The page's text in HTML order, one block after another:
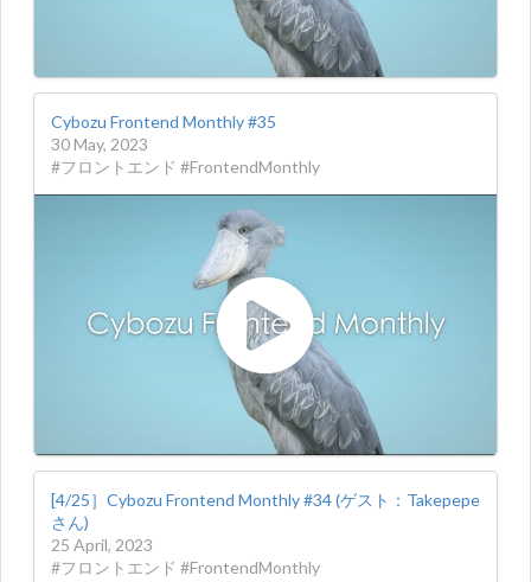
Cybozu Frontend Monthly #35
30 May, 2023
#フロントエンド #FrontendMonthly
[4/25］Cybozu Frontend Monthly #34 (ゲスト：Takepepe
さん)
25 April, 2023
#フロントエンド #FrontendMonthly